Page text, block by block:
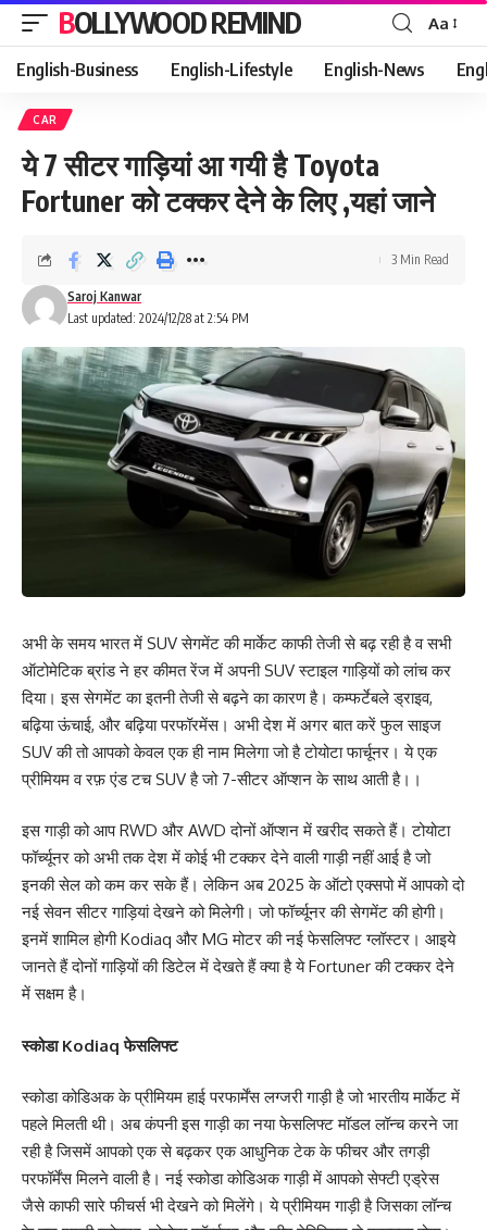
BOLLYWOOD REMIND
Font
Resizer
Aa
English-Business English-Lifestyle English-News
CAR
ये 7 सीटर गाड़ियां आ गयी है Toyota
Fortuner को टक्कर देने के लिए ,यहां जाने
Last updated: 2024/12/28 at 2:54 PM
Saroj Kanwar
3 Min Read
अभी के समय भारत में SUV सेगमेंट की मार्केट काफी तेजी से बढ़ रही है व सभी
ऑटोमेटिक ब्रांड ने हर कीमत रेंज में अपनी SUV स्टाइल गाड़ियों को लांच कर
दिया। इस सेगमेंट का इतनी तेजी से बढ़ने का कारण है। कम्फर्टेबले ड्राइव,
बढ़िया ऊंचाई, और बढ़िया परफॉरमेंस। अभी देश में अगर बात करें फुल साइज
SUV की तो आपको केवल एक ही नाम मिलेगा जो है टोयोटा फार्चूनर। ये एक
प्रीमियम व रफ़ एंड टच SUV है जो 7-सीटर ऑप्शन के साथ आती है।।
इस गाड़ी को आप RWD और AWD दोनों ऑप्शन में खरीद सकते हैं। टोयोटा
फॉर्च्यूनर को अभी तक देश में कोई भी टक्कर देने वाली गाड़ी नहीं आई है जो
इनकी सेल को कम कर सके हैं। लेकिन अब 2025 के ऑटो एक्सपो में आपको दो
नई सेवन सीटर गाड़ियां देखने को मिलेगी। जो फॉर्च्यूनर की सेगमेंट की होगी।
इनमें शामिल होगी Kodiaq और MG मोटर की नई फेसलिफ्ट ग्लॉस्टर। आइये
जानते हैं दोनों गाड़ियों की डिटेल में देखते हैं क्या है ये Fortuner की टक्कर देने
में सक्षम है।
स्कोडा Kodiaq फेसलिफ्ट
स्कोडा कोडिअक के प्रीमियम हाई परफार्मेंस लग्जरी गाड़ी है जो भारतीय मार्केट में
पहले मिलती थी। अब कंपनी इस गाड़ी का नया फेसलिफ्ट मॉडल लॉन्च करने जा
रही है जिसमें आपको एक से बढ़कर एक आधुनिक टेक के फीचर और तगड़ी
परफॉर्मेंस मिलने वाली है। नई स्कोडा कोडिअक गाड़ी में आपको सेफ्टी एड्रेस
जैसे काफी सारे फीचर्स भी देखने को मिलेंगे। ये प्रीमियम गाड़ी है जिसका लॉन्च